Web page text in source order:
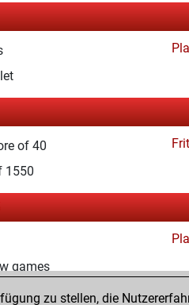
of 40
1550
games
zu stellen, die